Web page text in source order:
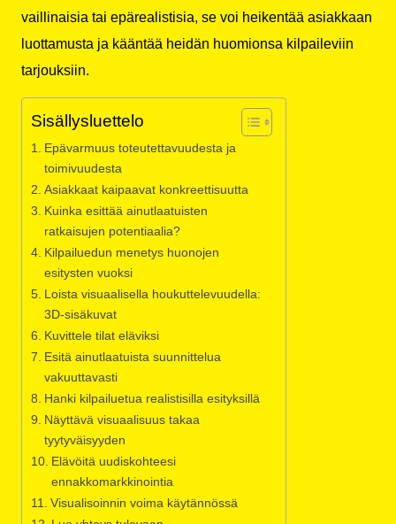
vaillinaisia tai epärealistisia, se voi heikentää asiakkaan
luottamusta ja kääntää heidän huomionsa kilpaileviin
tarjouksiin.
Sisällysluettelo
Epävarmuus toteutettavuudesta ja
toimivuudesta
Asiakkaat kaipaavat konkreettisuutta
Kuinka esittää ainutlaatuisten
ratkaisujen potentiaalia?
Kilpailuedun menetys huonojen
esitysten vuoksi
Loista visuaalisella houkuttelevuudella:
3D-sisäkuvat
Kuvittele tilat eläviksi
Esitä ainutlaatuista suunnittelua
vakuuttavasti
Hanki kilpailuetua realistisilla esityksillä
Näyttävä visuaalisuus takaa
tyytyväisyyden
Elävöitä uudiskohteesi
ennakkomarkkinointia
Visualisoinnin voima käytännössä